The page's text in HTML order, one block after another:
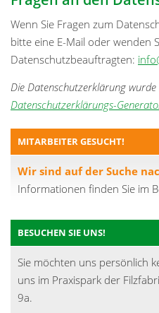
Wenn Sie Fragen zum
bitte eine E-Mail oder wenden
Datenschutzbeauftragten:
Die Datenschutzerklärung
Datenschutzerklärungs-
MITARBEITER GESUCHT!
Wir sind auf der Suche
Informationen finden Sie im
BESUCHEN SIE UNS!
Sie möchten uns persönlich
uns im Praxispark der
9a.